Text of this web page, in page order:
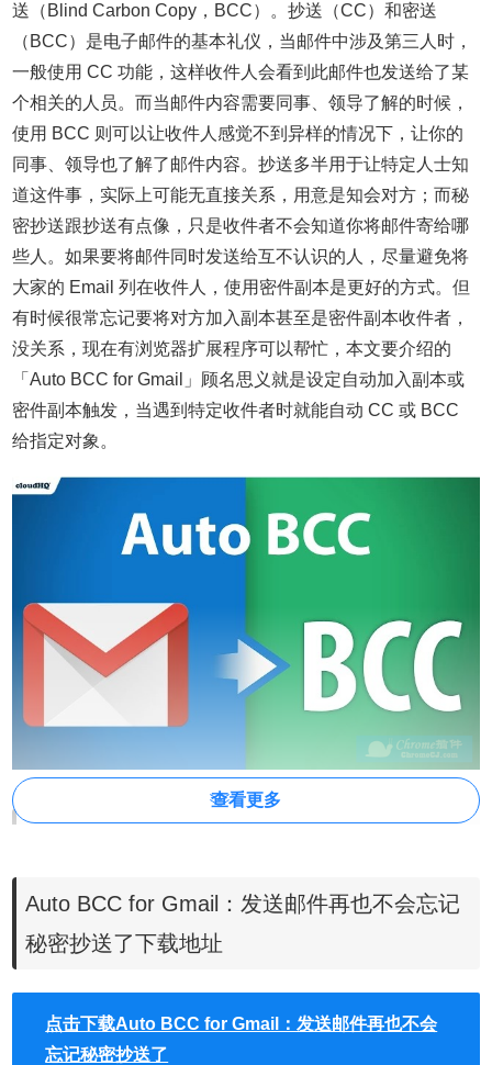
送（Blind Carbon Copy，BCC）。抄送（CC）和密送
（BCC）是电子邮件的基本礼仪，当邮件中涉及第三人时，
一般使用 CC 功能，这样收件人会看到此邮件也发送给了某
个相关的人员。而当邮件内容需要同事、领导了解的时候，
使用 BCC 则可以让收件人感觉不到异样的情况下，让你的
同事、领导也了解了邮件内容。抄送多半用于让特定人士知
道这件事，实际上可能无直接关系，用意是知会对方；而秘
密抄送跟抄送有点像，只是收件者不会知道你将邮件寄给哪
些人。如果要将邮件同时发送给互不认识的人，尽量避免将
大家的 Email 列在收件人，使用密件副本是更好的方式。但
有时候很常忘记要将对方加入副本甚至是密件副本收件者，
没关系，现在有浏览器扩展程序可以帮忙，本文要介绍的
「Auto BCC for Gmail」顾名思义就是设定自动加入副本或
密件副本触发，当遇到特定收件者时就能自动 CC 或 BCC
给指定对象。
Auto BCC for Gmail 是一款 Chrome插件，用来自动创建
「密送」规则，当发送给指定邮箱时，自动密送（BCC）联
系人，让你再也不会忘记秘密抄送。
for Gmail是一款专为 Gmail 网页版设计的扩展程序，因此只
有使用 Gmail 网页版时才有功能，如果你是通过其他邮件软
件收发邮件，这款扩展程序就无法发挥它的效用。若你平常
查看更多
Auto BCC for Gmail：发送邮件再也不会忘记
秘密抄送了下载地址
点击下载Auto BCC for Gmail：发送邮件再也不会
忘记秘密抄送了